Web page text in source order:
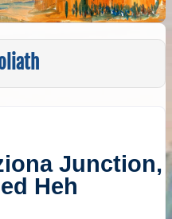
Junction,
Heh